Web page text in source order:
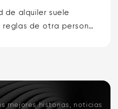
de alquiler suele
de otra persona,
mejores historias, noticias